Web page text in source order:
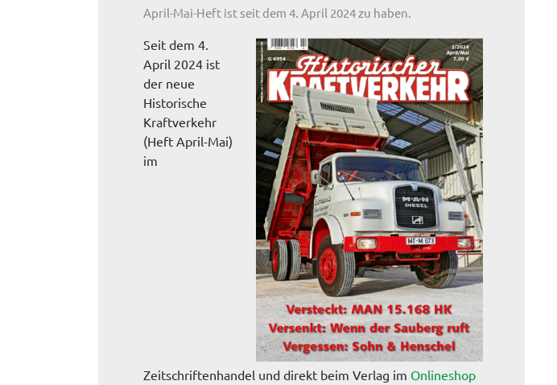
April-Mai-Heft ist seit dem 4. April 2024 zu haben.
Seit dem 4.
April 2024 ist
der neue
Historische
Kraftverkehr
(Heft April-Mai)
im
Zeitschriftenhandel und direkt beim Verlag im Onlineshop